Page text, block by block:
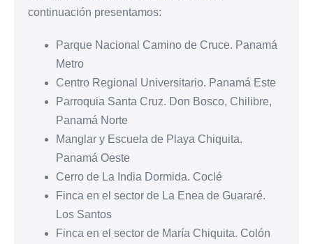
continuación presentamos:
Parque Nacional Camino de Cruce. Panamá
Metro
Centro Regional Universitario. Panamá Este
Parroquia Santa Cruz. Don Bosco, Chilibre,
Panamá Norte
Manglar y Escuela de Playa Chiquita.
Panamá Oeste
Cerro de La India Dormida. Coclé
Finca en el sector de La Enea de Guararé.
Los Santos
Finca en el sector de María Chiquita. Colón